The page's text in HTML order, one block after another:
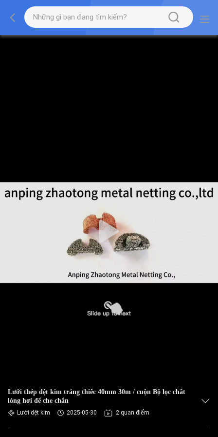
Lưới thép dệt kim tráng thiếc 40mm 30m / cuộn Bộ lọc chất
lỏng hơi để che chắn
Lưới dệt kim 2025-05-30 2 quan điểm